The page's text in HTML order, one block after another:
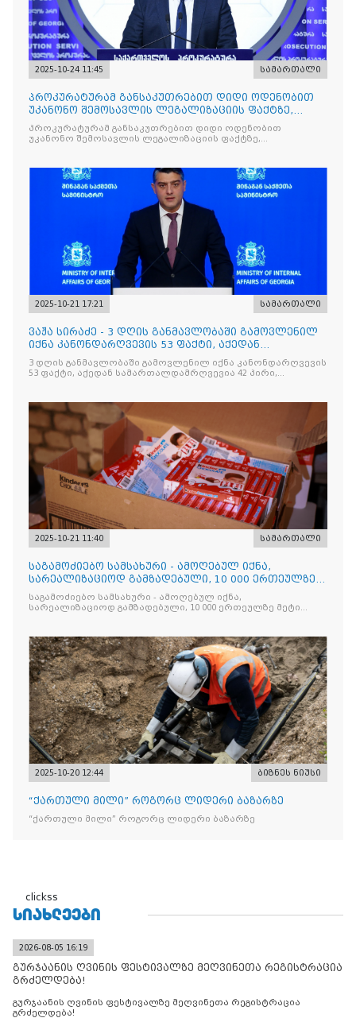
2025-10-24 11:45 სამართალი
პროკურატურამ განსაკუთრებით დიდი ოდენობით
უკანონო შემოსავლის ლეგალიზაციის ფაქტზე,
საქართველოს ყოფილ პ
პროკურატურამ განსაკუთრებით დიდი ოდენობით
უკანონო შემოსავლის ლეგალიზაციის ფაქტზე,
2025-10-21 17:21 სამართალი
ვაჟა სირაძე - 3 დღის განმავლობაში გამოვლენილ
იქნა კანონდარღვევის 53 ფაქტი, აქედან
სამართალდამრღვევია
3 დღის განმავლობაში გამოვლენილ იქნა კანონდარღვევის
53 ფაქტი, აქედან სამართალდამრღვევია 42 პირი,
2025-10-21 11:40 სამართალი
საგამოძიებო სამსახური - ამოღებულ იქნა,
სარეალიზაციოდ გამზადებული, 10 000 ერთეულზე
მეტი „Jacobs Monar
საგამოძიებო სამსახური - ამოღებულ იქნა,
სარეალიზაციოდ გამზადებული, 10 000 ერთეულზე მეტი
„Raffaello”-ს სასაქონლო ნიშნით უკანონო ნიშანდებული
ტკბილეული
2025-10-20 12:44 ბიზნეს ნიუსი
“ქართული მილი” როგორც ლიდერი ბაზარზე
“ქართული მილი” როგორც ლიდერი ბაზარზე
clickss
ᲡᲘᲐᲮᲚᲔᲔᲑᲘ
2026-08-05 16:19
გურჯაანის ღვინის ფესტივალზე მეღვინეთა რეგისტრაცია
გრძელდება!
გურჯაანის ღვინის ფესტივალზე მეღვინეთა რეგისტრაცია
გრძელდება!